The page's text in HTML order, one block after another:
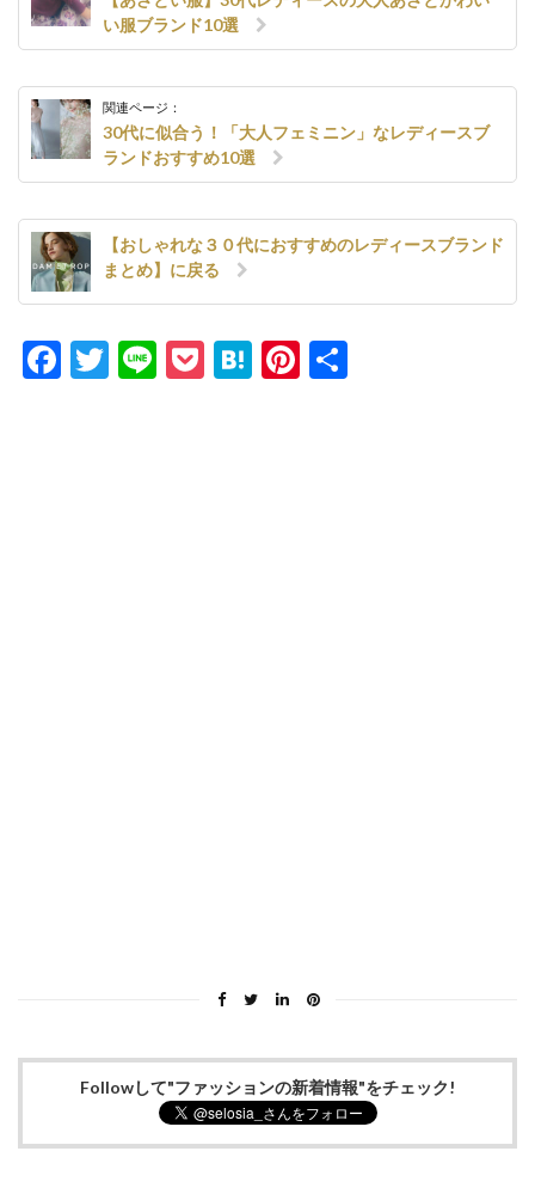
い服ブランド10選
関連ページ：
30代に似合う！「大人フェミニン」なレディースブ
ランドおすすめ10選
【おしゃれな３０代におすすめのレディースブランド
まとめ】に戻る
Facebook
Twitter
LinePocket
HatenaPinterest
Followして"ファッションの新着情報"をチェック!